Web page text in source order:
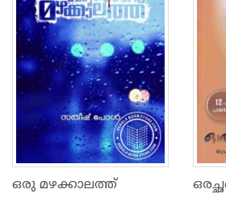
ഒരു മഴക്കാലത്ത്